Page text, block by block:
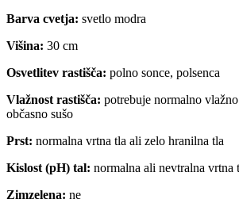
Barva cvetja: svetlo modra
Višina: 30 cm
Osvetlitev rastišča: polno sonce, polsenca
Vlažnost rastišča: potrebuje normalno
občasno sušo
Prst: normalna vrtna tla ali zelo hranilna tla
Kislost (pH) tal: normalna ali nevtralna vrtna
Zimzelena: ne